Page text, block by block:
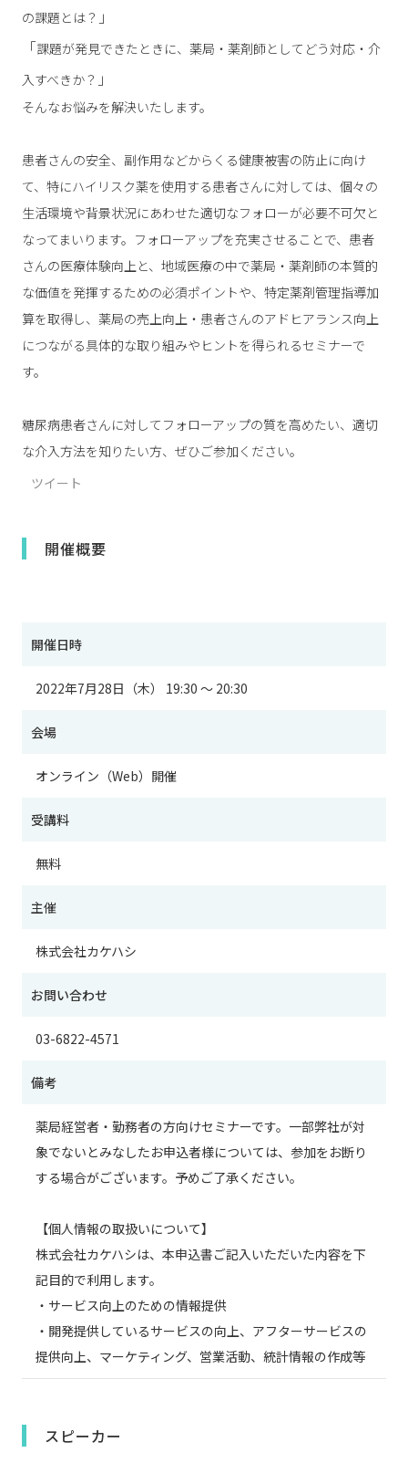
の課題とは？ 」
「課題が発見できたときに、薬局・薬剤師としてどう対応・介
入すべきか？ 」
そんなお悩みを解決いたします。
患者さんの安全、副作用などからくる健康被害の防止に向け
て、特にハイリスク薬を使用する患者さんに対しては、個々の
生活環境や背景状況にあわせた適切なフォローが必要不可欠と
なってまいります。フォローアップを充実させることで、患者
さんの医療体験向上と、地域医療の中で薬局・薬剤師の本質的
な価値を発揮するための必須ポイントや、特定薬剤管理指導加
算を取得し、薬局の売上向上・患者さんのアドヒアランス向上
につながる具体的な取り組みやヒントを得られるセミナーで
す。
糖尿病患者さんに対してフォローアップの質を高めたい、適切
な介入方法を知りたい方、ぜひご参加ください。
ツイート
開催概要
開催日時
2022年7月28日（木） 19:30 ～ 20:30
会場
オンライン（Web）開催
受講料
無料
主催
株式会社カケハシ
お問い合わせ
03-6822-4571
備考
薬局経営者・勤務者の方向けセミナーです。一部弊社が対
象でないとみなしたお申込者様については、参加をお断り
する場合がございます。予めご了承ください。
【個人情報の取扱いについて】
株式会社カケハシは、本申込書ご記入いただいた内容を下
記目的で利用します。
・サービス向上のための情報提供
・開発提供しているサービスの向上、アフターサービスの
提供向上、マーケティング、営業活動、統計情報の作成等
スピーカー